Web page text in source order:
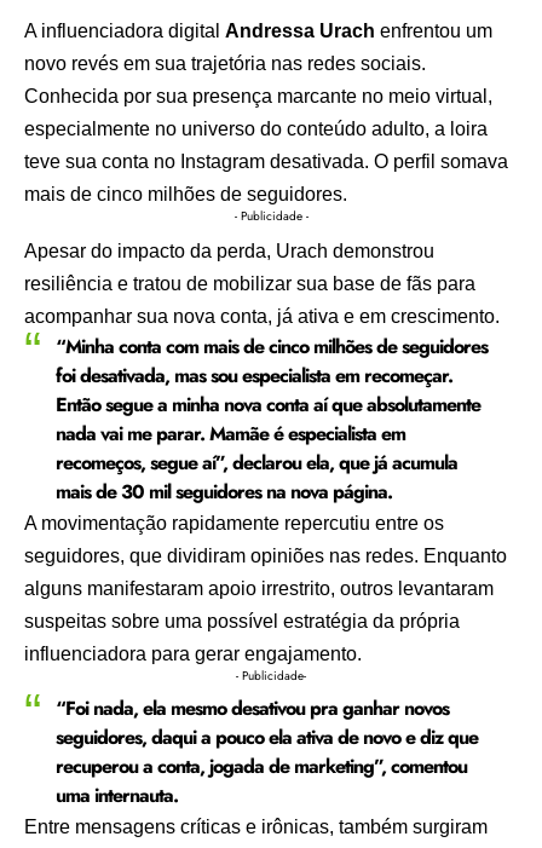
A influenciadora digital Andressa Urach enfrentou um
novo revés em sua trajetória nas redes sociais.
Conhecida por sua presença marcante no meio virtual,
especialmente no universo do conteúdo adulto, a loira
teve sua conta no Instagram desativada. O perfil somava
mais de cinco milhões de seguidores.
- Publicidade -
Apesar do impacto da perda, Urach demonstrou
resiliência e tratou de mobilizar sua base de fãs para
acompanhar sua nova conta, já ativa e em crescimento.
“Minha conta com mais de cinco milhões de seguidores
foi desativada, mas sou especialista em recomeçar.
Então segue a minha nova conta aí que absolutamente
nada vai me parar. Mamãe é especialista em
recomeços, segue aí”, declarou ela, que já acumula
mais de 30 mil seguidores na nova página.
A movimentação rapidamente repercutiu entre os
seguidores, que dividiram opiniões nas redes. Enquanto
alguns manifestaram apoio irrestrito, outros levantaram
suspeitas sobre uma possível estratégia da própria
influenciadora para gerar engajamento.
- Publicidade-
“Foi nada, ela mesmo desativou pra ganhar novos
seguidores, daqui a pouco ela ativa de novo e diz que
recuperou a conta, jogada de marketing”, comentou
uma internauta.
Entre mensagens críticas e irônicas, também surgiram